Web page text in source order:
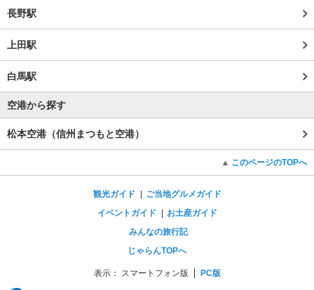
長野駅
上田駅
白馬駅
空港から探す
松本空港（信州まつもと空港）
このページのTOPへ
観光ガイド
ご当地グルメガイド
イベントガイド
お土産ガイド
みんなの旅行記
じゃらんTOPへ
表示： スマートフォン版 PC版